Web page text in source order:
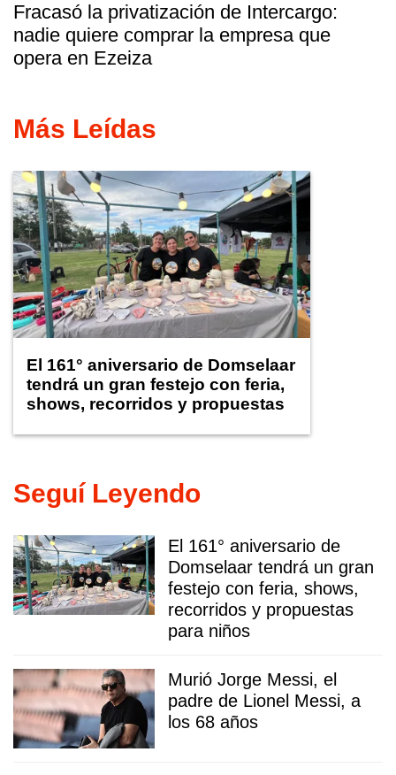
Fracasó la privatización de Intercargo:
nadie quiere comprar la empresa que
opera en Ezeiza
Más Leídas
El 161° aniversario de Domselaar
tendrá un gran festejo con feria,
shows, recorridos y propuestas
Seguí Leyendo
El 161° aniversario de
Domselaar tendrá un gran
festejo con feria, shows,
recorridos y propuestas
para niños
Murió Jorge Messi, el
padre de Lionel Messi, a
los 68 años